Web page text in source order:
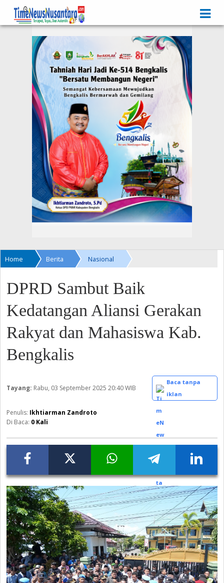
Iklan
Home Berita Nasional
DPRD Sambut Baik
Kedatangan Aliansi Gerakan
Rakyat dan Mahasiswa Kab.
Bengkalis
Tayang: Rabu, 03 September 2025 20:40 WIB
Baca tanpa
iklan
Ikhtiarman Zandroto
Di Baca: 0 Kali